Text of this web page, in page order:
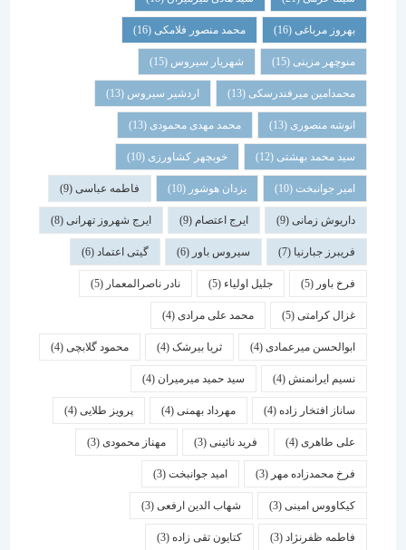
بهروز مرباغی (16) محمد منصور فلامکی (16)
منوچهر مزینی(15) شهریار سیروس(15)
محمدامین میرفندرسکی(13) اردشیر سیروس(13)
انوشه منصوری(13) محمد مهدی محمودی(13)
سید محمد بهشتی(12) خوبچهر کشاورزی(10)
امیر جوانبخت(10) یزدان هوشور(10) فاطمه عباسی(9)
داریوش زمانی(9) ایرج اعتصام(9) ایرج شهروز تهرانی(8)
فریبرز جبارنیا(7) سیروس باور(6) گیتی اعتماد(6)
فرخ باور(5) جلیل اولیاء(5) نادر ناصرالمعمار (5)
غزال کرامتی(5) محمد علی مرادی(4)
ابوالحسن میرعمادی(4) ثریا بیرشک(4) محمود گلابچی(4)
نسیم ایرانمنش(4) سید حمید میرمیران(4)
ساناز افتخار زاده(4) مهرداد بهمنی (4) پرویز طلایی(4)
علی طاهری(4) فرید نائینی(3) مهناز محمودی(3)
فرخ محمدزاده مهر(3) امید جوانبخت(3)
کیکاووس امینی(3) شهاب الدین ارفعی(3)
فاطمه ظفرنژاد(3) کتایون تقی زاده(3)